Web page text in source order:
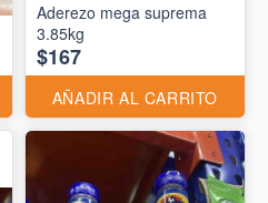
Aderezo mega suprema
3.85kg
$167
AÑADIR AL CARRITO